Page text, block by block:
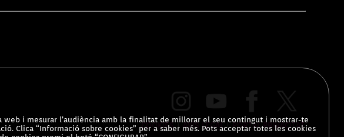
COOKIES|AVÍS LEGAL|PORTAL PRIVACITAT
web i mesurar l’audiència amb la finalitat de millorar el seu contingut i mostrar-te
Clica “Informació sobre cookies” per a saber més. Pots acceptar totes les cookies